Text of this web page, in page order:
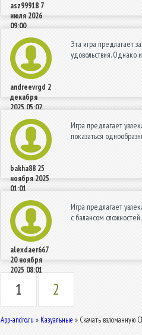
asz99918 7
июля 2026
09:00
andreevrgd 2
декабря
2025 05:02
Эта игра предлагает
удовольствия. Однако
bakha88 25
ноября 2025
01:01
Игра предлагает
показаться
alexdaer667
20 ноября
2025 08:01
Игра предлагает
с балансом
1 2
App-andro.ru » Казуальные » Скачать взломанную